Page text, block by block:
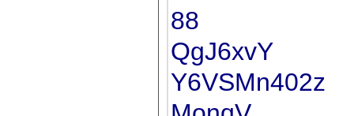
88
QgJ6xvY
Y6VSMn402z